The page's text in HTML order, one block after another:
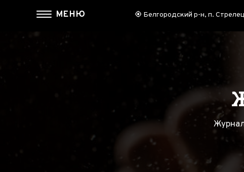
МЕНЮ Белгородский р-н, п.
Доставка
Для
Наши
Столы с